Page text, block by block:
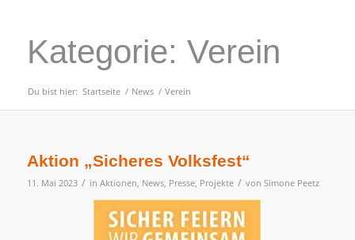
Kategorie: Verein
Du bist hier: Startseite / News / Verein
Aktion „Sicheres Volksfest“
11. Mai 2023 / in Aktionen, News, Presse, Projekte / von Simone Peetz